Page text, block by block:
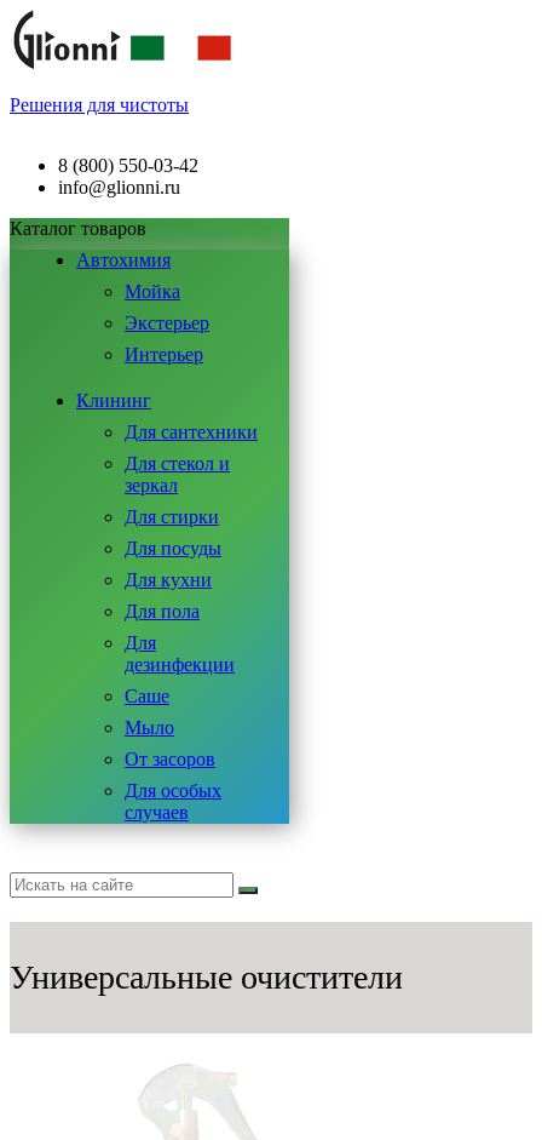
Решения для чистоты
8 (800) 550-03-42
info@glionni.ru
Каталог товаров
Автохимия
Мойка
Экстерьер
Интерьер
Клининг
Для сантехники
Для стекол и
зеркал
Для стирки
Для посуды
Для кухни
Для пола
Для
дезинфекции
Саше
Мыло
От засоров
Для особых
случаев
Универсальные очистители